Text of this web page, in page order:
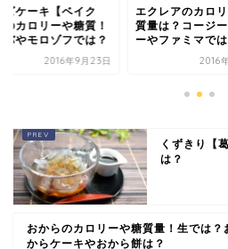
ズケーキ【ベイク
のカロリーや糖質！
バやモロゾフでは？
2016年9月23日
エクレアのカロ
質量は？コージ
ーやファミマでは
2016
くずきり【
は？
おからのカロリーや糖質量！生では？
からケーキやおから餅は？